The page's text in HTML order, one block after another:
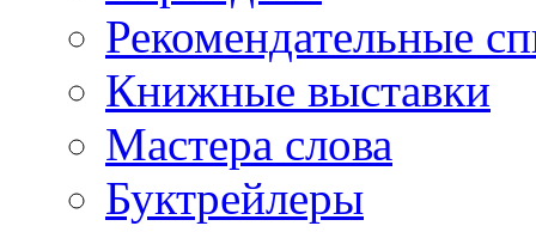
Рекомендательные
Книжные выставки
Мастера слова
Буктрейлеры